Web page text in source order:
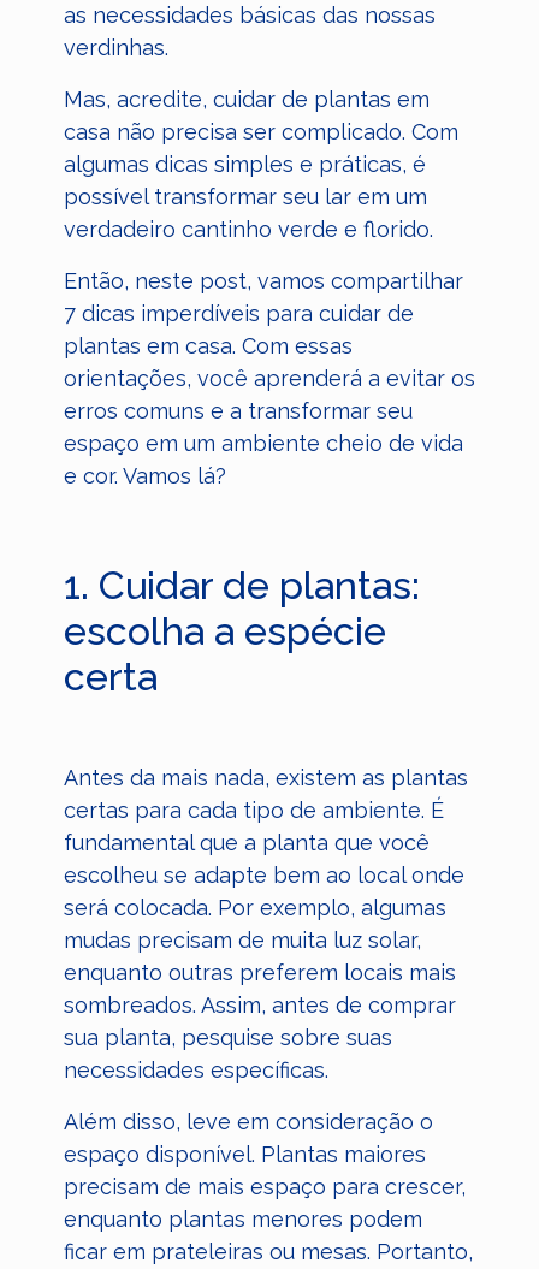
as necessidades básicas das nossas
verdinhas.
Mas, acredite, cuidar de plantas em
casa não precisa ser complicado. Com
algumas dicas simples e práticas, é
possível transformar seu lar em um
verdadeiro cantinho verde e florido.
Então, neste post, vamos compartilhar
7 dicas imperdíveis para cuidar de
plantas em casa. Com essas
orientações, você aprenderá a evitar os
erros comuns e a transformar seu
espaço em um ambiente cheio de vida
e cor. Vamos lá?
1. Cuidar de plantas:
escolha a espécie
certa
Antes da mais nada, existem as plantas
certas para cada tipo de ambiente. É
fundamental que a planta que você
escolheu se adapte bem ao local onde
será colocada. Por exemplo, algumas
mudas precisam de muita luz solar,
enquanto outras preferem locais mais
sombreados. Assim, antes de comprar
sua planta, pesquise sobre suas
necessidades específicas.
Além disso, leve em consideração o
espaço disponível. Plantas maiores
precisam de mais espaço para crescer,
enquanto plantas menores podem
ficar em prateleiras ou mesas. Portanto,